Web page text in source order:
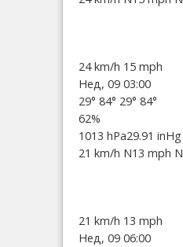
24 km/h 15 mph
Нед, 09 03:00
29° 84° 29° 84°
62%
1013 hPa29.91 inHg
21 km/h N13 mph N
21 km/h 13 mph
Нед, 09 06:00